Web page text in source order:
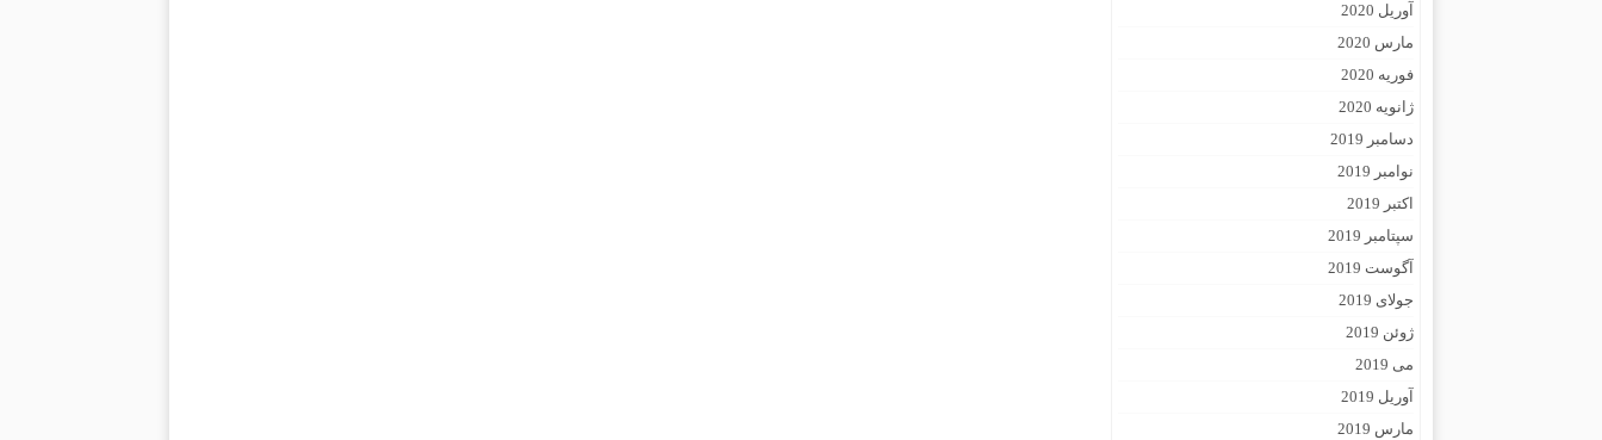
آوریل 2020
مارس 2020
فوریه 2020
ژانویه 2020
دسامبر 2019
نوامبر 2019
اکتبر 2019
سپتامبر 2019
آگوست 2019
جولای 2019
ژوئن 2019
می 2019
آوریل 2019
مارس 2019